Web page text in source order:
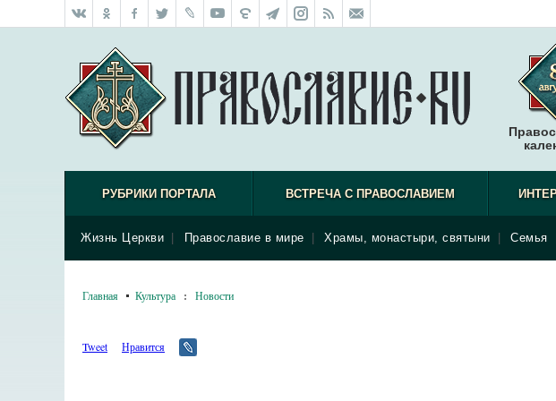
РУБРИКИ ПОРТАЛА ВСТРЕЧА С ПРАВОСЛАВИЕМ
Жизнь Церкви Православие в мире Храмы, монастыри, святыни Семья
Главная Культура : Новости
Tweet Нравится